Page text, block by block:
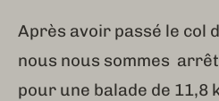
Après avoir passé le col
nous nous sommes
pour une balade de 11,8